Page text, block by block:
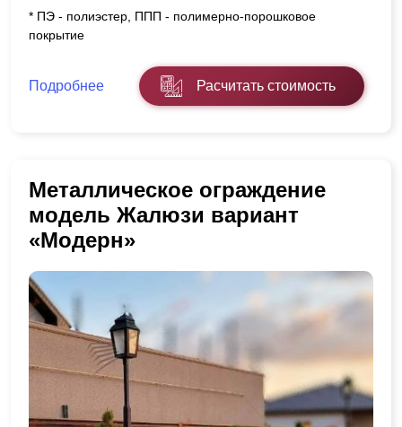
* ПЭ - полиэстер, ППП - полимерно-порошковое
покрытие
Подробнее Расчитать стоимость
Металлическое ограждение
модель Жалюзи вариант
«Модерн»